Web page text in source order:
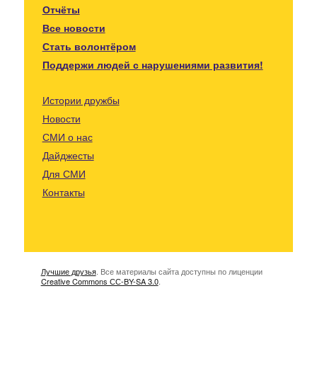
Отчёты
Все новости
Стать волонтёром
Поддержи людей с нарушениями развития!
Истории дружбы
Новости
СМИ о нас
Дайджесты
Для СМИ
Контакты
Лучшие друзья. Все материалы сайта доступны по лиценции
Creative Commons СС-BY-SA 3.0.